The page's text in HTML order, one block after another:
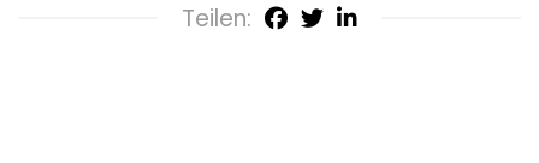
Teilen: